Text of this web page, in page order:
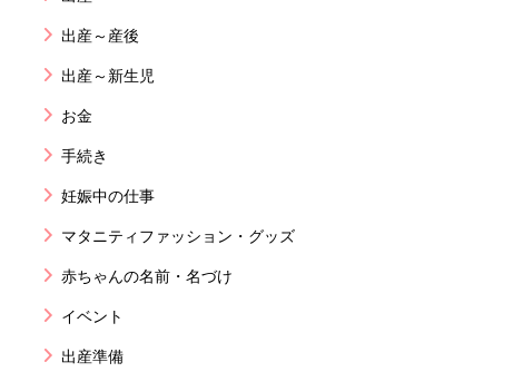
出産～産後
出産～新生児
お金
手続き
妊娠中の仕事
マタニティファッション・グッズ
赤ちゃんの名前・名づけ
イベント
出産準備